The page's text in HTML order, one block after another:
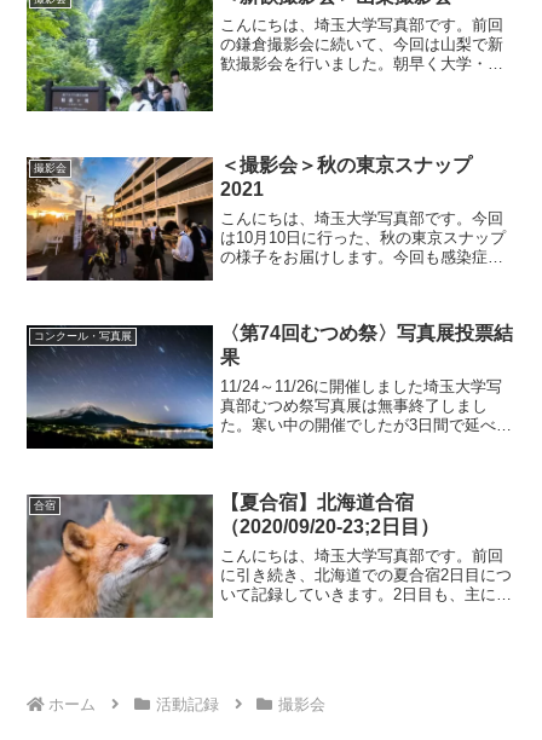
こんにちは、埼玉大学写真部です。前回
の鎌倉撮影会に続いて、今回は山梨で新
歓撮影会を行いました。朝早く大学・南
撮影会
＜撮影会＞秋の東京スナップ
2021
こんにちは、埼玉大学写真部です。今回
は10月10日に行った、秋の東京スナップ
の様子をお届けします。今回も感染症対
学することで、写真を...
コンクール・写真展
〈第74回むつめ祭〉写真展投票結
果
11/24～11/26に開催しました埼玉大学写
真部むつめ祭写真展は無事終了しまし
た。寒い中の開催でしたが3日間で延べ
つのシール...
合宿
【夏合宿】北海道合宿
（2020/09/20-23;2日目）
こんにちは、埼玉大学写真部です。前回
に引き続き、北海道での夏合宿2日目につ
いて記録していきます。2日目も、主に登
ホーム
活動記録 撮影会